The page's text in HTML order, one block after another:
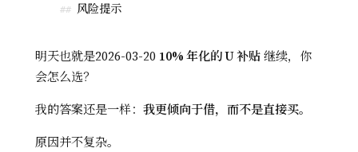
明天也就是2026-03-20 10% 年化的 U 补贴继续，你
会怎么选？
我的答案还是一样： 我更倾向于借，而不是直接买。
原因并不复杂。
## 风险提示